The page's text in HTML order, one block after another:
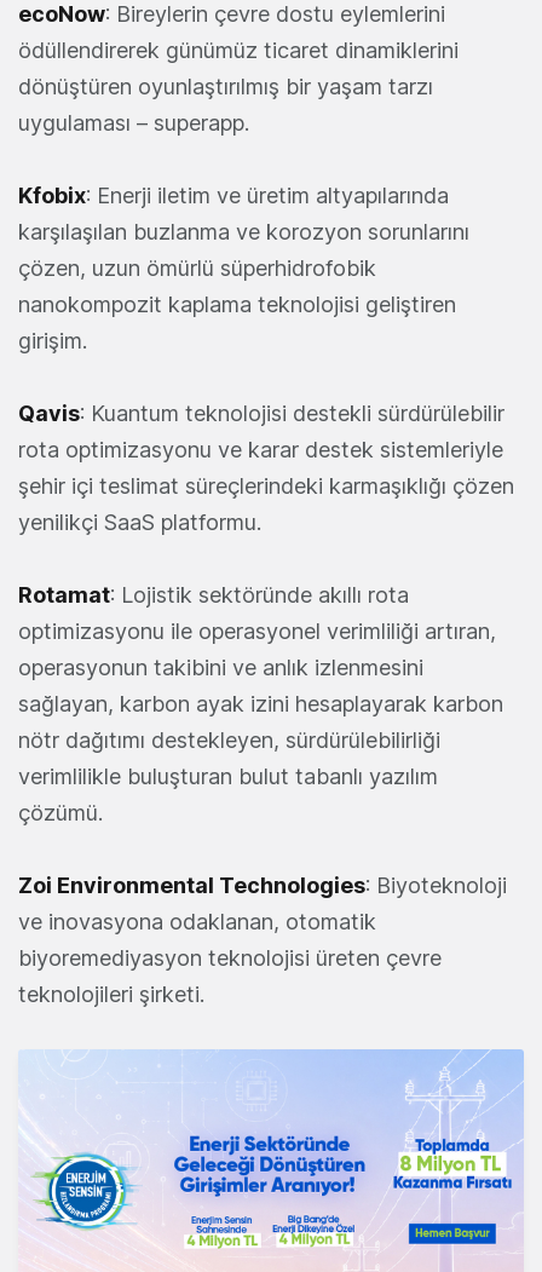
ecoNow: Bireylerin çevre dostu eylemlerini
ödüllendirerek günümüz ticaret dinamiklerini
dönüştüren oyunlaştırılmış bir yaşam tarzı
uygulaması – superapp.
Kfobix: Enerji iletim ve üretim altyapılarında
karşılaşılan buzlanma ve korozyon sorunlarını
çözen, uzun ömürlü süperhidrofobik
nanokompozit kaplama teknolojisi geliştiren
girişim.
Qavis: Kuantum teknolojisi destekli sürdürülebilir
rota optimizasyonu ve karar destek sistemleriyle
şehir içi teslimat süreçlerindeki karmaşıklığı çözen
yenilikçi SaaS platformu.
Rotamat: Lojistik sektöründe akıllı rota
optimizasyonu ile operasyonel verimliliği artıran,
operasyonun takibini ve anlık izlenmesini
sağlayan, karbon ayak izini hesaplayarak karbon
nötr dağıtımı destekleyen, sürdürülebilirliği
verimlilikle buluşturan bulut tabanlı yazılım
çözümü.
Zoi Environmental Technologies: Biyoteknoloji
ve inovasyona odaklanan, otomatik
biyoremediyasyon teknolojisi üreten çevre
teknolojileri şirketi.